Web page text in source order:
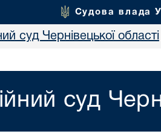
Судова влада
суд Чернівецької області
суд